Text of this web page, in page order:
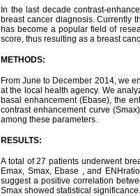
In the last decade contrast-
breast cancer diagnosis. Currently
has become a popular field of
score, thus resulting as a breast
METHODS:
From June to December 2014, we
at the local health agency. We
basal enhancement (Ebase), the
contrast enhancement curve
among these parameters.
RESULTS:
A total of 27 patients underwent
Emax, Smax, Ebase , and
suggest a positive correlation
Smax showed statistical significance.